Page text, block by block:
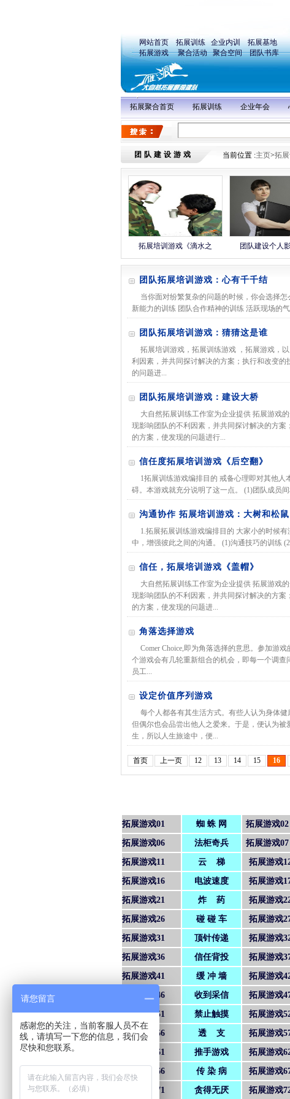
网站首页 拓展训练 企业内训
拓展基地
拓展游戏
聚合活动 聚合空间 团队书库
拓展聚合首页 拓展训练 企业年会
团队建设游戏 当前位置 :主页>拓
拓展培训游戏《滴水之 团队建设个人
团队拓展培训游戏：心有千千结
当你面对纷繁复杂的问题的时候，你会选择
新能力的训练 团队合作精神的训练 活跃现场的
团队拓展培训游戏：猜猜这是谁
拓展培训游戏，拓展训练游戏 ，拓展游戏，
利因素，并共同探讨解决的方案；执行和改变
的问题进...
团队拓展培训游戏：建设大桥
大自然拓展训练工作室为企业提供 拓展游戏
现影响团队的不利因素，并共同探讨解决的方
的方案，使发现的问题进行...
信任度拓展培训游戏《后空翻》
1拓展训练游戏编排目的 戒备心理即对其他
碍。本游戏就充分说明了这一点。 (1)团队成员
沟通协作 拓展培训游戏：大树和松鼠
1.拓展拓展训练游戏编排目的 大家小的时候
中，增强彼此之间的沟通。 (1)沟通技巧的训练
信任，拓展培训游戏《盖帽》
大自然拓展训练工作室为企业提供 拓展游戏
现影响团队的不利因素，并共同探讨解决的方
的方案，使发现的问题进...
角落选择游戏
Comer Choice,即为角落选择的意思。参加游
个游戏会有几轮重新组合的机会，即每一个调
员工...
设定价值序列游戏
每个人都各有其生活方式。有些人认为身体
但偶尔也会品尝出他人之爱来。于是，便认为
生，所以人生旅途中，便...
首页 上一页 12 13 14 15 16
拓展游戏01 蜘 蛛 网 拓展游戏
拓展游戏06 法柜奇兵 拓展游戏
拓展游戏11 云 梯 拓展游戏
拓展游戏16 电波速度 拓展游戏
拓展游戏21 炸 药 拓展游戏
拓展游戏26 碰 碰 车 拓展游戏
拓展游戏31 顶针传递 拓展游戏
拓展游戏36 信任背投 拓展游戏
拓展游戏41 缓 冲 墙 拓展游戏
拓展游戏46 收到采信 拓展游戏
拓展游戏51 禁止触摸 拓展游戏
拓展游戏56 透 支 拓展游戏
拓展游戏61 推手游戏 拓展游戏
拓展游戏66 传 染 病 拓展游戏
拓展游戏71 贪得无厌 拓展游戏
请您留言
感谢您的关注，当前客服人员不在
线，请填写一下您的信息，我们会
尽快和您联系。